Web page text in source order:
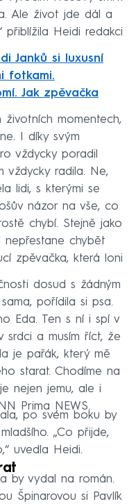
Ale život jde dál a
přiblížila Heidi redakci
Janků si luxusní
fotkami.
Jak zpěvačka
momentech,
I díky svým
vždycky poradil
vždycky radila. Ne,
lidi, s kterými se
názor na vše, co
chybí. Stejně jako
nepřestane chybět
zpěvačka, která loni
dosud s žádným
pořídila si psa.
Eda. Ten s ní i spí v
srdci a musím říct, že
je pařák, který mě
starat. Chodíme na
nejen jemu, ale i
Prima NEWS.
po svém boku by
„Co přijde,
uvedla Heidi.
by vydal na román.
Špinarovou si Pavlík